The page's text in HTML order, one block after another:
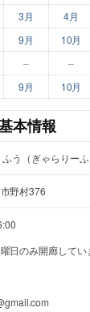
3月 4月
9月 10月
– –
9月 10月
本情報
う（ぎゃらりーふ
野村376
日のみ開廊してい